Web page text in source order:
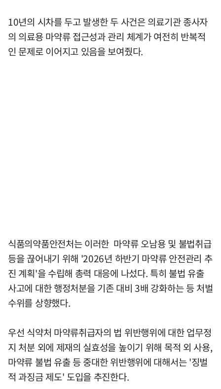
10년의 시차를 두고 발생한 두 사건은 의료기관 종사자
의 의료용 마약류 접근성과 관리 체계가 여전히 반복적
인 문제로 이어지고 있음을 보여줬다.
식품의약품안전처는 이러한 마약류 오남용 및 불법취급
등을 끊어내기 위해 '2026년 하반기 마약류 안전관리 추
진 계획'을 수립해 총력 대응에 나섰다. 특히 불법 유출
사고에 대한 행정처분을 기존 대비 3배 강화하는 등 처벌
수위를 상향했다.
우선 식약처 마약류취급자의 법 위반행위에 대한 업무정
지 처분 외에 제재의 실효성을 높이기 위해 목적 외 사용,
마약류 불법 유출 등 중대한 위반행위에 대해서는 '징벌
적 과징금 제도' 도입을 추진한다.